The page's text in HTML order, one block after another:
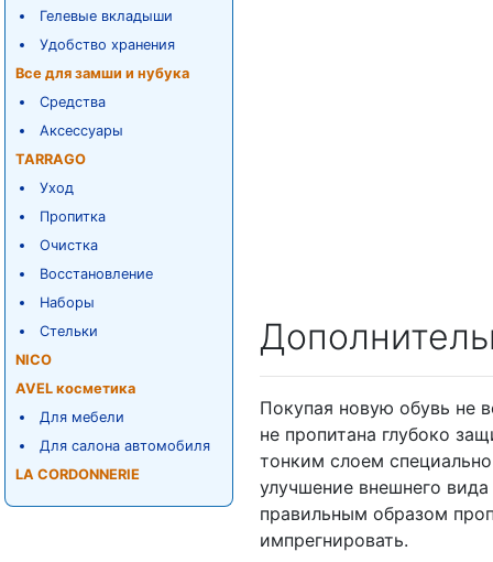
Гелевые вкладыши
Удобство хранения
Все для замши и нубука
Средства
Аксессуары
TARRAGO
Уход
Пропитка
Очистка
Восстановление
Наборы
Стельки
NICO
AVEL косметика
Для мебели
Для салона автомобиля
LA CORDONNERIE
Покупая новую обувь не
не пропитана глубоко
тонким слоем
улучшение внешнего
правильным образом
импрегнировать.